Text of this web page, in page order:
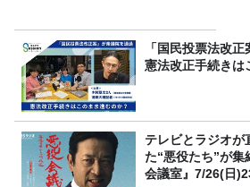
「国民投票法改正
憲法改正手続きは
テレビとラジオが
た“悪役たち”が集
会議室』7/26(日